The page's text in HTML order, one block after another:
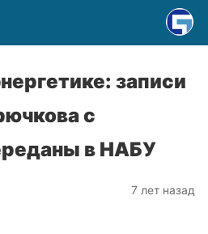
записи
с
в НАБУ
7 лет назад